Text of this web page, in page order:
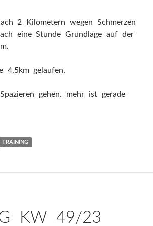
2 Kilometern wegen Schmerzen
eine Stunde Grundlage auf der
4,5km gelaufen.
gehen. mehr ist gerade
TRAINING
KW 49/23